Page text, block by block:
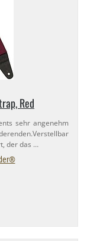
Red
sehr angenehm
der das …